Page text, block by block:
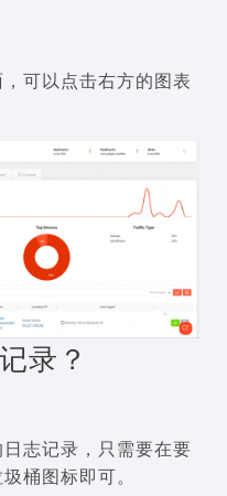
可以点击右方的图表
录？
志记录，只需要在要
桶图标即可。